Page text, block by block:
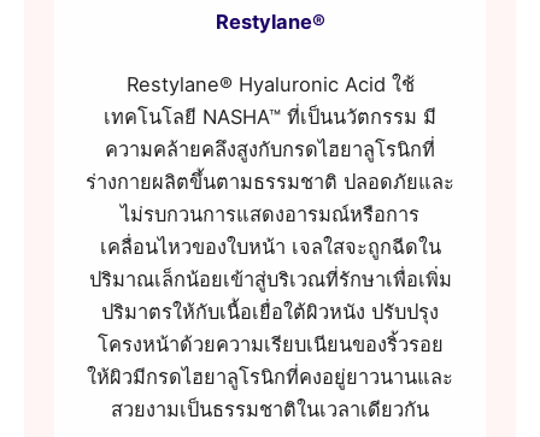
Restylane®
Restylane® Hyaluronic Acid ใช้
เทคโนโลยี NASHA™ ที่เป็นนวัตกรรม มี
ความคล้ายคลึงสูงกับกรดไฮยาลูโรนิกที่
ร่างกายผลิตขึ้นตามธรรมชาติ ปลอดภัยและ
ไม่รบกวนการแสดงอารมณ์หรือการ
เคลื่อนไหวของใบหน้า เจลใสจะถูกฉีดใน
ปริมาณเล็กน้อยเข้าสู่บริเวณที่รักษาเพื่อเพิ่ม
ปริมาตรให้กับเนื้อเยื่อใต้ผิวหนัง ปรับปรุง
โครงหน้าด้วยความเรียบเนียนของริ้วรอย
ให้ผิวมีกรดไฮยาลูโรนิกที่คงอยู่ยาวนานและ
สวยงามเป็นธรรมชาติในเวลาเดียวกัน